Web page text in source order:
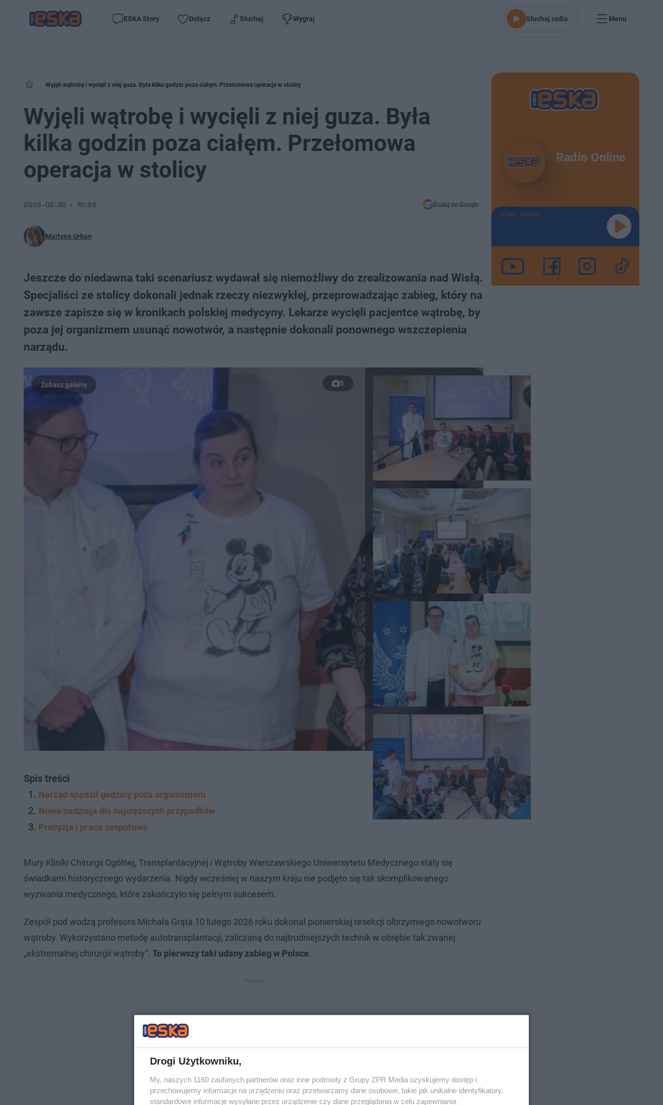
ESKA Story Dołącz Słuchaj Wygraj Słuchaj radia Menu
Wyjęli wątrobę i wycięli z niej guza. Była kilka godzin poza ciałęm. Przełomowa operacja w stolicy
Wyjęli wątrobę i wycięli z niej guza. Była
kilka godzin poza ciałęm. Przełomowa
operacja w stolicy
Martyna Urban
2026-02-20 10:36 Dodaj do Google
Jeszcze do niedawna taki scenariusz wydawał się niemożliwy do zrealizowania nad Wisłą.
Specjaliści ze stolicy dokonali jednak rzeczy niezwykłej, przeprowadzając zabieg, który na
zawsze zapisze się w kronikach polskiej medycyny. Lekarze wycięli pacjentce wątrobę, by
poza jej organizmem usunąć nowotwór, a następnie dokonali ponownego wszczepienia
narządu.
5
Spis treści
Narząd spędził godziny poza organizmem
Nowa nadzieja dla najcięższych przypadków
Precyzja i praca zespołowa
Mury Kliniki Chirurgii Ogólnej, Transplantacyjnej i Wątroby Warszawskiego Uniwersytetu Medycznego stały się
świadkami historycznego wydarzenia. Nigdy wcześniej w naszym kraju nie podjęto się tak skomplikowanego
wyzwania medycznego, które zakończyło się pełnym sukcesem.
Zespół pod wodzą profesora Michała Grąta 10 lutego 2026 roku dokonał pionierskiej resekcji olbrzymiego nowotworu
wątroby. Wykorzystano metodę autotransplantacji, zaliczaną do najtrudniejszych technik w obrębie tak zwanej
„ekstremalnej chirurgii wątroby”. To pierwszy taki udany zabieg w Polsce.
Radio Online
TERAZ GRAMY
Drogi Użytkowniku,
My, naszych 1160 zaufanych partnerów oraz inne podmioty z Grupy ZPR Media uzyskujemy dostęp i
przechowujemy informacje na urządzeniu oraz przetwarzamy dane osobowe, takie jak unikalne identyfikatory,
standardowe informacje wysyłane przez urządzenie czy dane przeglądania w celu zapewniania